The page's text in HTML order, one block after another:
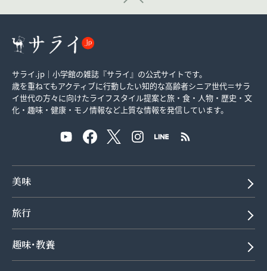
サライ.jp｜小学館の雑誌『サライ』の公式サイトです。
歳を重ねてもアクティブに行動したい知的な高齢者シニア世代＝サラ
イ世代の方々に向けたライフスタイル提案と旅・食・人物・歴史・文
化・趣味・健康・モノ情報など上質な情報を発信しています。
美味
旅行
趣味･教養